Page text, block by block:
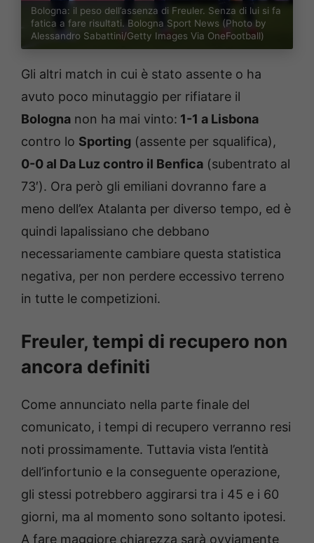
Bologna: il peso dell’assenza di Freuler. Senza di lui si fa
fatica a fare risultati. Bologna Sport News (Photo by
Alessandro Sabattini/Getty Images Via OneFootball)
Gli altri match in cui è stato assente o ha
avuto poco minutaggio per rifiatare il
Bologna non ha mai vinto: 1-1 a Lisbona
contro lo Sporting (assente per squalifica),
0-0 al Da Luz contro il Benfica (subentrato al
73′). Ora però gli emiliani dovranno fare a
meno dell’ex Atalanta per diverso tempo, ed è
quindi lapalissiano che debbano
necessariamente cambiare questa statistica
negativa, per non perdere eccessivo terreno
in tutte le competizioni.
Freuler, tempi di recupero non
ancora definiti
Come annunciato nella parte finale del
comunicato, i tempi di recupero verranno resi
noti prossimamente. Tuttavia vista l’entità
dell’infortunio e la conseguente operazione,
gli stessi potrebbero aggirarsi tra i 45 e i 60
giorni, ma al momento sono soltanto ipotesi.
A fare maggiore chiarezza sarà ovviamente